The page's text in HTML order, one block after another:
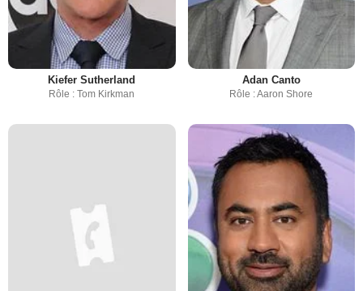
Kiefer Sutherland
Rôle : Tom Kirkman
Adan Canto
Rôle : Aaron Shore